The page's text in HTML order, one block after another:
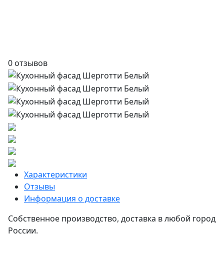
0 отзывов
Характеристики
Отзывы
Информация о доставке
Собственное производство, доставка в любой город
России.